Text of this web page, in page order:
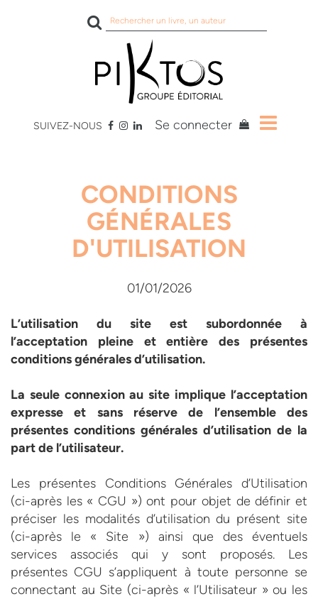
Rechercher
sur
site
SUIVEZ-NOUS Se connecter
CONDITIONS
GÉNÉRALES
D'UTILISATION
01/01/2026
L’utilisation du site est subordonnée à
l’acceptation pleine et entière des présentes
conditions générales d’utilisation.
La seule connexion au site implique l’acceptation
expresse et sans réserve de l’ensemble des
présentes conditions générales d’utilisation de la
part de l’utilisateur.
Les présentes Conditions Générales d’Utilisation
(ci-après les « CGU ») ont pour objet de définir et
préciser les modalités d’utilisation du présent site
(ci-après le « Site ») ainsi que des éventuels
services associés qui y sont proposés. Les
présentes CGU s’appliquent à toute personne se
connectant au Site (ci-après « l’Utilisateur » ou les